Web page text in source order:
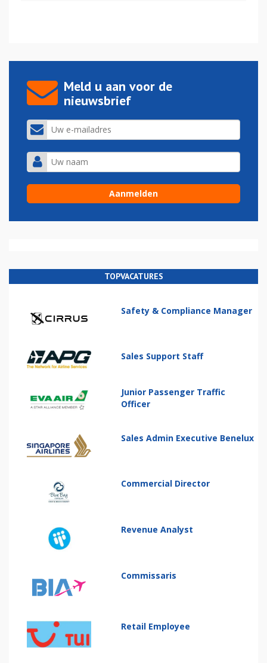
Meld u aan voor de
nieuwsbrief
TOPVACATURES
Safety & Compliance Manager
Sales Support Staff
Junior Passenger Traffic
Officer
Sales Admin Executive Benelux
Commercial Director
Revenue Analyst
Commissaris
Retail Employee